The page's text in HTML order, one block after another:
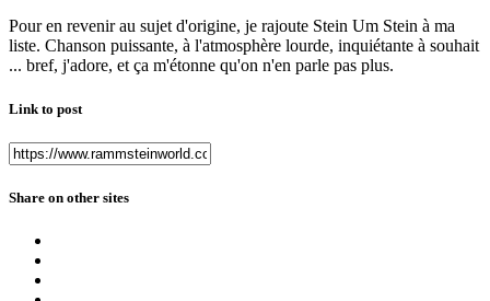
Pour en revenir au sujet d'origine, je rajoute Stein Um Stein à ma
liste. Chanson puissante, à l'atmosphère lourde, inquiétante à souhait
... bref, j'adore, et ça m'étonne qu'on n'en parle pas plus.
Link to post
Share on other sites